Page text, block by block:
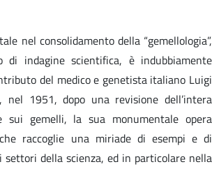
nel consolidamento della “gemellologia”,
di indagine scientifica, è indubbiamente
del medico e genetista italiano Luigi
nel 1951, dopo una revisione dell’intera
sui gemelli, la sua monumentale opera
raccoglie una miriade di esempi e di
settori della scienza, ed in particolare nella